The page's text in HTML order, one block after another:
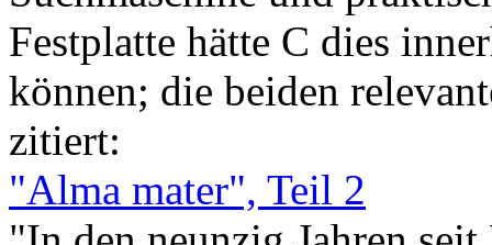
Festplatte hätte C dies
können; die beiden
zitiert:
"Alma mater", Teil 2